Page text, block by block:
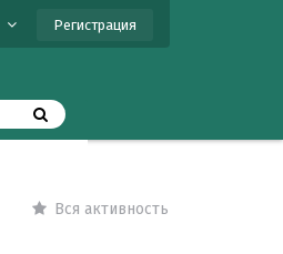
Регистрация
Вся активность